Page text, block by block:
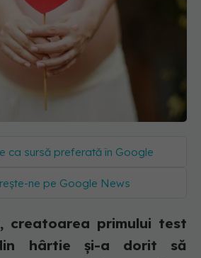
ca sursă preferată în Google
ne pe Google News
creatoarea primului test
hârtie și-a dorit să